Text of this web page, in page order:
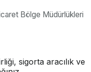
Bölge Müdürlükleri
sigorta aracılık ve